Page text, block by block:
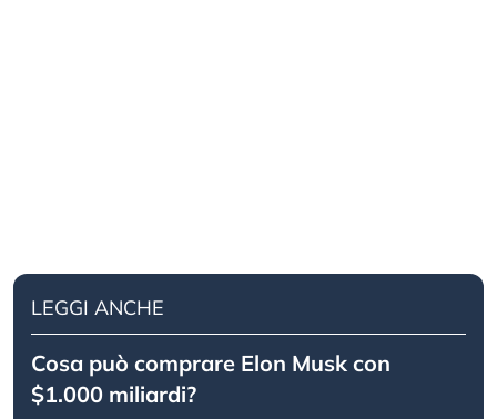
LEGGI ANCHE
Cosa può comprare Elon Musk con
$1.000 miliardi?